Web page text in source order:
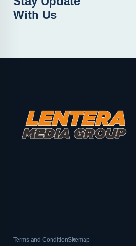
With Us
Terms and ConditionSitemap